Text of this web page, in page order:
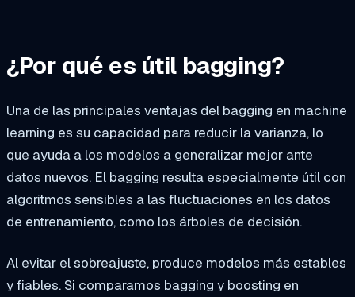
¿Por qué es útil bagging?
Una de las principales ventajas del bagging en machine
learning es su capacidad para reducir la varianza, lo
que ayuda a los modelos a generalizar mejor ante
datos nuevos. El bagging resulta especialmente útil con
algoritmos sensibles a las fluctuaciones en los datos
de entrenamiento, como los árboles de decisión.
Al evitar el sobreajuste, produce modelos más estables
y fiables. Si comparamos bagging y boosting en